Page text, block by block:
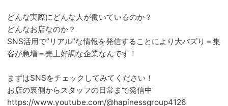
どんな実際にどんな人が働いているのか？
どんなお店なのか？
SNS活用で”リアル”な情報を発信することにより大バズり＝集
客が急増＝売上好調な企業なんです！
まずはSNSをチェックしてみてください！
お店の裏側からスタッフの日常まで発信中
https://www.youtube.com/@hapinessgroup4126